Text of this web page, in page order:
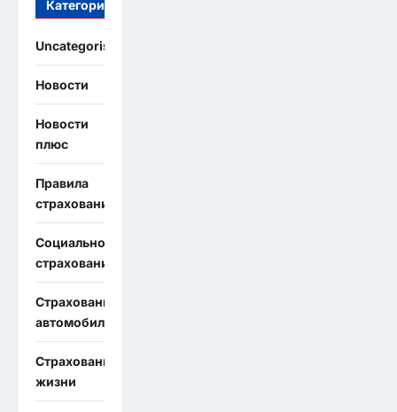
Категории
Uncategorised
Новости
Новости
плюс
Правила
страхования
Социальное
страхование
Страхование
автомобиля
Страхование
жизни